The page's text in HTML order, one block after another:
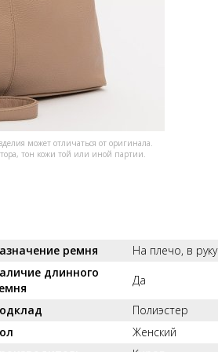
может отличаться от оригинала.
тон кожи той или иной партии.
ремня
На плечо, в руку
длинного
Да
Полиэстер
Женский